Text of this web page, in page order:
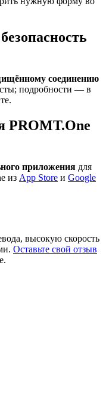
соединению
подробности — в
PROMT.One
приложения для
из App Store и Google
высокую скорость
Оставьте свой отзыв